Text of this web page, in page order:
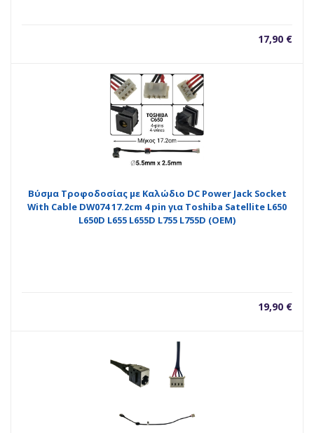
17,90 €
Βύσμα Τροφοδοσίας με Καλώδιο DC Power Jack Socket
With Cable DW074 17.2cm 4 pin για Toshiba Satellite L650
L650D L655 L655D L755 L755D (OEM)
19,90 €